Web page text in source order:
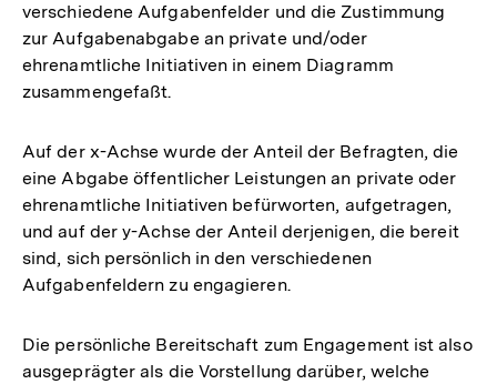
verschiedene Aufgabenfelder und die Zustimmung
zur Aufgabenabgabe an private und/oder
ehrenamtliche Initiativen in einem Diagramm
zusammengefaßt.
Auf der x-Achse wurde der Anteil der Befragten, die
eine Abgabe öffentlicher Leistungen an private oder
ehrenamtliche Initiativen befürworten, aufgetragen,
und auf der y-Achse der Anteil derjenigen, die bereit
sind, sich persönlich in den verschiedenen
Aufgabenfeldern zu engagieren.
Die persönliche Bereitschaft zum Engagement ist also
ausgeprägter als die Vorstellung darüber, welche